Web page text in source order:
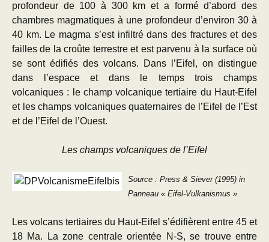
profondeur de 100 à 300 km et a formé d’abord des
chambres magmatiques à une profondeur d’environ 30 à
40 km. Le magma s’est infiltré dans des fractures et des
failles de la croûte terrestre et est parvenu à la surface où
se sont édifiés des volcans. Dans l’Eifel, on distingue
dans l’espace et dans le temps trois champs
volcaniques : le champ volcanique tertiaire du Haut-Eifel
et les champs volcaniques quaternaires de l’Eifel de l’Est
et de l’Eifel de l’Ouest.
Les champs volcaniques de l’Eifel
Source : Press & Siever (1995) in
Panneau « Eifel-Vulkanismus ».
Les volcans tertiaires du Haut-Eifel s’édifièrent entre 45 et
18 Ma. La zone centrale orientée N-S, se trouve entre